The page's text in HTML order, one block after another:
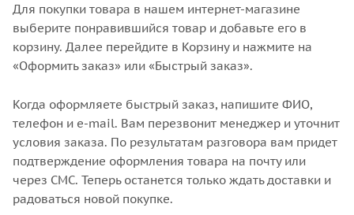
Для покупки товара в нашем интернет-магазине
выберите понравившийся товар и добавьте его в
корзину. Далее перейдите в Корзину и нажмите на
«Оформить заказ» или «Быстрый заказ».
Когда оформляете быстрый заказ, напишите ФИО,
телефон и e-mail. Вам перезвонит менеджер и уточнит
условия заказа. По результатам разговора вам придет
подтверждение оформления товара на почту или
через СМС. Теперь останется только ждать доставки и
радоваться новой покупке.